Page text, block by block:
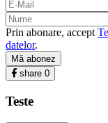
Prin abonare, accept
datelor.
Mă abonez
share 0
Teste